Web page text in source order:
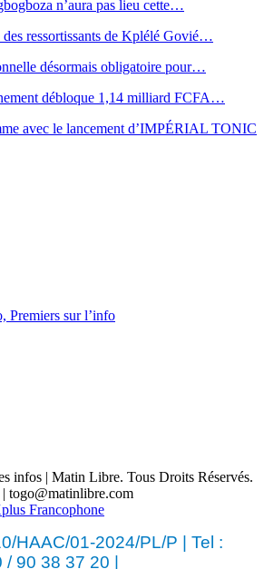
n’aura pas lieu cette…
ressortissants de Kplélé Govié…
désormais obligatoire pour…
débloque 1,14 milliard FCFA…
avec le lancement d’IMPÉRIAL TONIC
Premiers sur l’info
infos | Matin Libre. Tous Droits Réservés.
togo@matinlibre.com
Francophone
HAAC/01-2024/PL/P | Tel :
/ 90 38 37 20 |